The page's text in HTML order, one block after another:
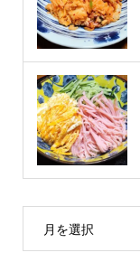
月を選択